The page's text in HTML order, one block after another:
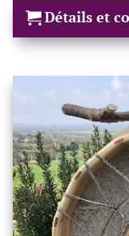
Détails et